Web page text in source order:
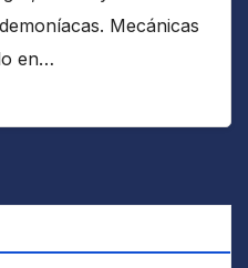
Mecánicas
en…